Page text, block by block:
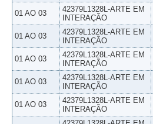
01 AO 03
42379L1328L-ARTE EM
INTERAÇÃO
01 AO 03
42379L1328L-ARTE EM
INTERAÇÃO
01 AO 03
42379L1328L-ARTE EM
INTERAÇÃO
01 AO 03
42379L1328L-ARTE EM
INTERAÇÃO
01 AO 03
42379L1328L-ARTE EM
INTERAÇÃO